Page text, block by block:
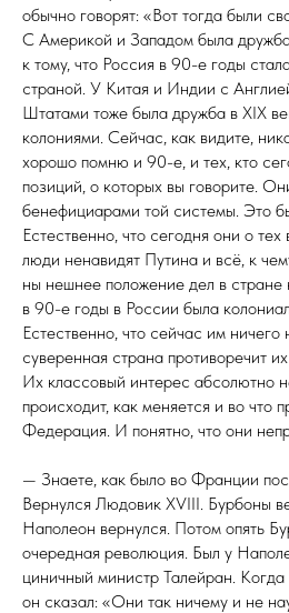
обычно говорят: «Вот тогда были
С Америкой и Западом была
к тому, что Россия в 90-е годы
страной. У Китая и Индии с
Штатами тоже была дружба в XIX
колониями. Сейчас, как видите,
хорошо помню и 90-е, и тех, кто
позиций, о которых вы говорите.
бенефициарами той системы. Это
Естественно, что сегодня они о
люди ненавидят Путина и всё, к
ны нешнее положение дел в стране
в 90-е годы в России была
Естественно, что сейчас им ничего
суверенная страна противоречит
Их классовый интерес абсолютно
происходит, как меняется и во что
Федерация. И понятно, что они
— Знаете, как было во Франции
Вернулся Людовик XVIII. Бурбоны
Наполеон вернулся. Потом опять
очередная революция. Был у
циничный министр Талейран. Когда
он сказал: «Они так ничему и не